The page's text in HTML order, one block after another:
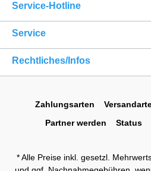
Service-Hotline
Service
Rechtliches/Infos
Zahlungsarten
Partner werden
Status
* Alle Preise inkl. gesetzl.